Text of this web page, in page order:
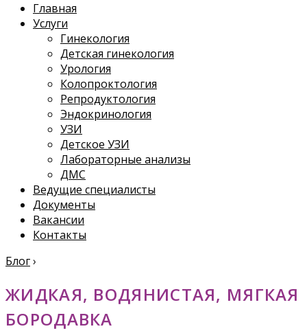
Главная
Услуги
Гинекология
Детская гинекология
Урология
Колопроктология
Репродуктология
Эндокринология
УЗИ
Детское УЗИ
Лабораторные анализы
ДМС
Ведущие специалисты
Документы
Вакансии
Контакты
Блог›
ЖИДКАЯ, ВОДЯНИСТАЯ, МЯГКАЯ
БОРОДАВКА